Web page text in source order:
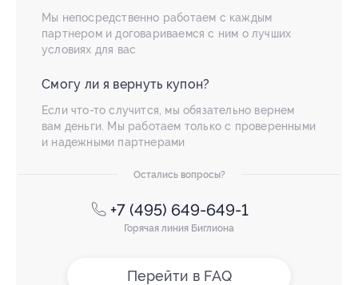
Мы непосредственно работаем с каждым
партнером и договариваемся с ним о лучших
условиях для вас
Смогу ли я вернуть купон?
Если что-то случится, мы обязательно вернем
вам деньги. Мы работаем только с проверенными
и надежными партнерами
Остались вопросы?
+7 (495) 649-649-1
Горячая линия Биглиона
Перейти в FAQ